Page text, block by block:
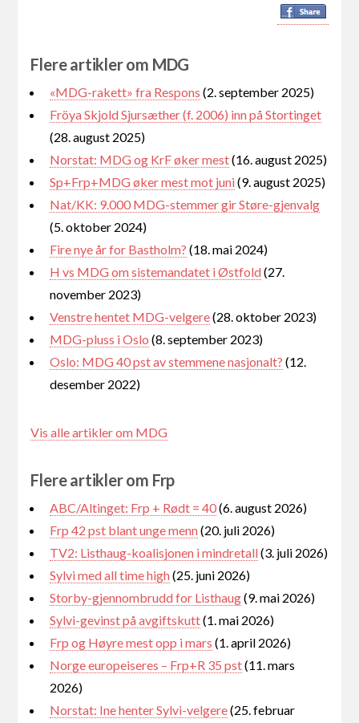
Flere artikler om MDG
«MDG-rakett» fra Respons (2. september 2025)
Fröya Skjold Sjursæther (f. 2006) inn på Stortinget
(28. august 2025)
Norstat: MDG og KrF øker mest(16. august 2025)
Sp+Frp+MDG øker mest mot juni(9. august 2025)
Nat/KK: 9.000 MDG-stemmer gir Støre-gjenvalg
(5. oktober 2024)
Fire nye år for Bastholm? (18. mai 2024)
H vs MDG om sistemandatet i Østfold(27.
november 2023)
Venstre hentet MDG-velgere(28. oktober 2023)
MDG-pluss i Oslo (8. september 2023)
Oslo: MDG 40 pst av stemmene nasjonalt? (12.
desember 2022)
Vis alle artikler om MDG
Flere artikler om Frp
ABC/Altinget: Frp + Rødt = 40(6. august 2026)
Frp 42 pst blant unge menn(20. juli 2026)
TV2: Listhaug-koalisjonen i mindretall(3. juli 2026)
Sylvi med all time high(25. juni 2026)
Storby-gjennombrudd for Listhaug(9. mai 2026)
Sylvi-gevinst på avgiftskutt(1. mai 2026)
Frp og Høyre mest opp i mars (1. april 2026)
Norge europeiseres – Frp+R 35 pst(11. mars
2026)
Norstat: Ine henter Sylvi-velgere(25. februar